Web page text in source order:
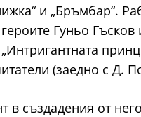
и „Бръмбар“.
Гуньо
(заедно с Д.
създадения от